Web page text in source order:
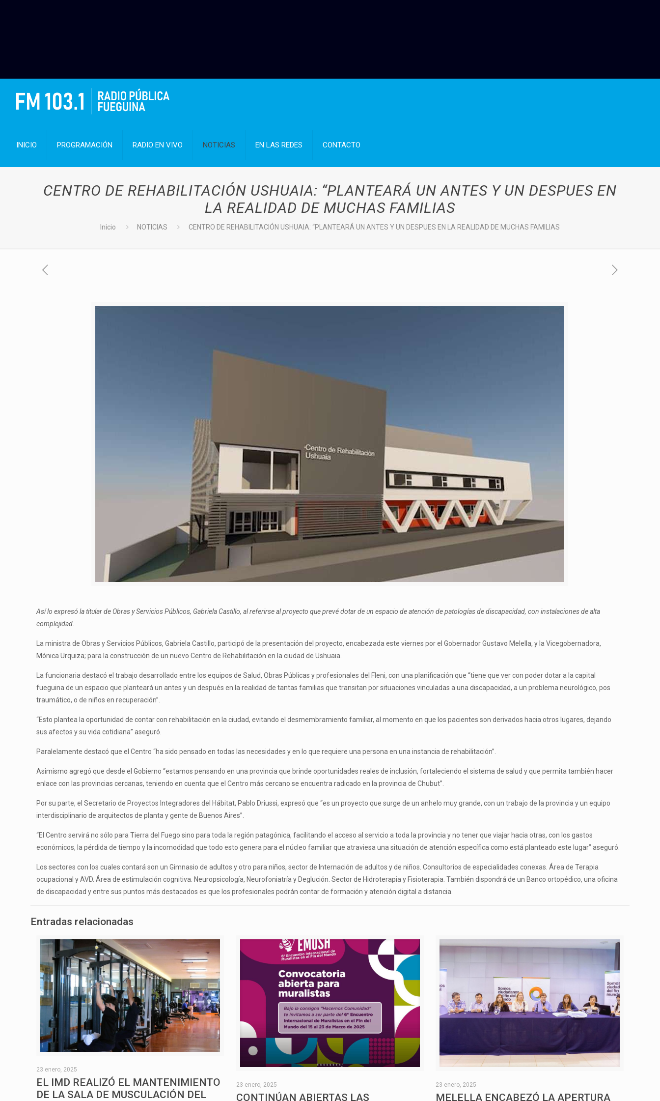
INICIO PROGRAMACIÓN RADIO EN VIVO NOTICIAS EN LAS REDES CONTACTO
CENTRO DE REHABILITACIÓN USHUAIA: “PLANTEARÁ UN ANTES Y UN DESPUES EN
LA REALIDAD DE MUCHAS FAMILIAS
Inicio NOTICIAS CENTRO DE REHABILITACIÓN USHUAIA: “PLANTEARÁ UN ANTES Y UN DESPUES EN LA REALIDAD DE MUCHAS FAMILIAS
Así lo expresó la titular de Obras y Servicios Públicos, Gabriela Castillo, al referirse al proyecto que prevé dotar de un espacio de atención de patologías de discapacidad, con instalaciones de alta
complejidad
La ministra de Obras y Servicios Públicos, Gabriela Castillo, participó de la presentación del proyecto, encabezada este viernes por el Gobernador Gustavo Melella, y la Vicegobernadora,
Mónica Urquiza; para la construcción de un nuevo Centro de Rehabilitación en la ciudad de Ushuaia.
La funcionaria destacó el trabajo desarrollado entre los equipos de Salud, Obras Públicas y profesionales del Fleni, con una planificación que “tiene que ver con poder dotar a la capital
fueguina de un espacio que planteará un antes y un después en la realidad de tantas familias que transitan por situaciones vinculadas a una discapacidad, a un problema neurológico, pos
traumático, o de niños en recuperación”.
“Esto plantea la oportunidad de contar con rehabilitación en la ciudad, evitando el desmembramiento familiar, al momento en que los pacientes son derivados hacia otros lugares, dejando
sus afectos y su vida cotidiana” aseguró.
Paralelamente destacó que el Centro “ha sido pensado en todas las necesidades y en lo que requiere una persona en una instancia de rehabilitación”.
Asimismo agregó que desde el Gobierno “estamos pensando en una provincia que brinde oportunidades reales de inclusión, fortaleciendo el sistema de salud y que permita también hacer
enlace con las provincias cercanas, teniendo en cuenta que el Centro más cercano se encuentra radicado en la provincia de Chubut”.
Por su parte, el Secretario de Proyectos Integradores del Hábitat, Pablo Driussi, expresó que “es un proyecto que surge de un anhelo muy grande, con un trabajo de la provincia y un equipo
interdisciplinario de arquitectos de planta y gente de Buenos Aires”.
“El Centro servirá no sólo para Tierra del Fuego sino para toda la región patagónica, facilitando el acceso al servicio a toda la provincia y no tener que viajar hacia otras, con los gastos
económicos, la pérdida de tiempo y la incomodidad que todo esto genera para el núcleo familiar que atraviesa una situación de atención específica como está planteado este lugar” aseguró.
Los sectores con los cuales contará son un Gimnasio de adultos y otro para niños, sector de Internación de adultos y de niños. Consultorios de especialidades conexas. Área de Terapia
ocupacional y AVD. Área de estimulación cognitiva. Neuropsicología, Neurofoniatría y Deglución. Sector de Hidroterapia y Fisioterapia. También dispondrá de un Banco ortopédico, una oficina
de discapacidad y entre sus puntos más destacados es que los profesionales podrán contar de formación y atención digital a distancia.
Entradas relacionadas
23 enero, 2025
EL IMD REALIZÓ EL MANTENIMIENTO
DE LA SALA DE MUSCULACIÓN DEL
23 enero, 2025
CONTINÚAN ABIERTAS LAS
23 enero, 2025
MELELLA ENCABEZÓ LA APERTURA